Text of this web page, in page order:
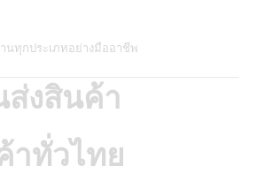
ทุกประเภทอย่างมืออาชีพ
งสินค้า
าทั่วไทย